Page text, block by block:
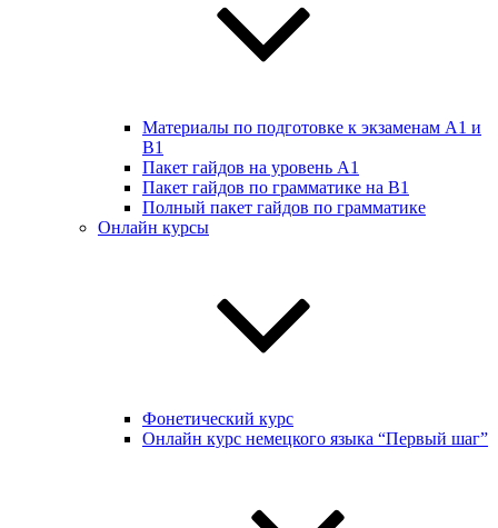
Материалы по подготовке к экзаменам А1 и
B1
Пакет гайдов на уровень A1
Пакет гайдов по грамматике на B1
Полный пакет гайдов по грамматике
Онлайн курсы
Фонетический курс
Онлайн курс немецкого языка “Первый шаг”